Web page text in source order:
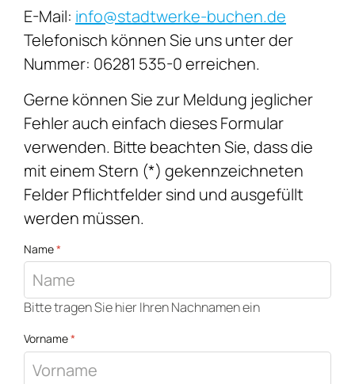
E-Mail: info@stadtwerke-buchen.de
Telefonisch können Sie uns unter der
Nummer: 06281 535-0 erreichen.
Gerne können Sie zur Meldung jeglicher
Fehler auch einfach dieses Formular
verwenden. Bitte beachten Sie, dass die
mit einem Stern (*) gekennzeichneten
Felder Pflichtfelder sind und ausgefüllt
werden müssen.
Name*
Bitte tragen Sie hier Ihren Nachnamen ein
Vorname*